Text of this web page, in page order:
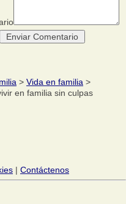
> Vida en familia >
en familia sin culpas
| Contáctenos